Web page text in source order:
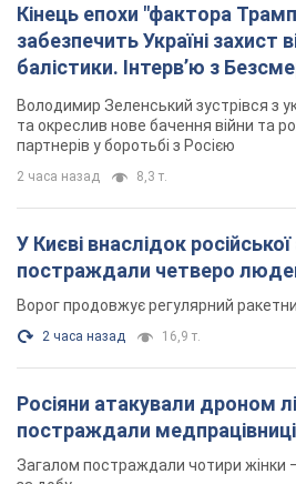
Кінець епохи "фактора
забезпечить Україні захист
балістики. Інтерв’ю з
Володимир Зеленський зустрівся з
та окреслив нове бачення війни та
партнерів у боротьбі з Росією
2 часа назад 8,3 т.
У Києві внаслідок
постраждали четверо
Ворог продовжує регулярний
2 часа назад 16,9 т.
Росіяни атакували дроном
постраждали медпрацівниці
Загалом постраждали чотири жінки –